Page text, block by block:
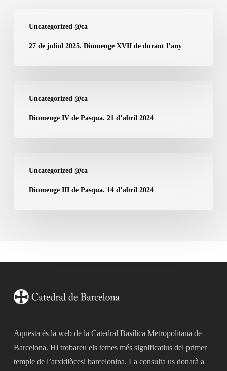
Uncategorized @ca
juliol
durant
27 de juliol 2025. Diumenge XVII de durant l’any
Uncategorized @ca
Diumenge IV de Pasqua. 21 d’abril 2024
Uncategorized @ca
Diumenge III de Pasqua. 14 d’abril 2024
Aquesta és la web de la Catedral Basílica Metropolitana de
Barcelona. Hi trobareu els temes més significatius del primer
temple de l’arxidiòcesi barcelonina. La consulta us donarà a